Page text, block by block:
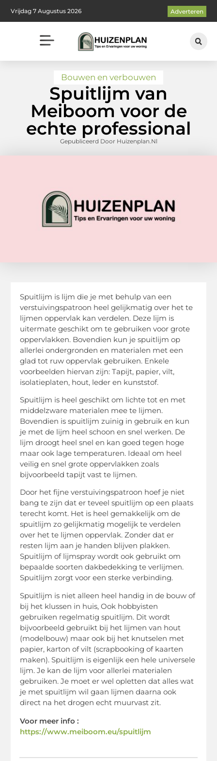
Vrijdag 7 Augustus 2026 Adverteren
Bouwen en verbouwen
Spuitlijm van
Meiboom voor de
echte professional
Gepubliceerd Door Huizenplan.nl
Spuitlijm is lijm die je met behulp van een
verstuivingspatroon heel gelijkmatig over het te
lijmen oppervlak kan verdelen. Deze lijm is
uitermate geschikt om te gebruiken voor grote
oppervlakken. Bovendien kun je spuitlijm op
allerlei ondergronden en materialen met een
glad tot ruw oppervlak gebruiken. Enkele
voorbeelden hiervan zijn: Tapijt, papier, vilt,
isolatieplaten, hout, leder en kunststof.
Spuitlijm is heel geschikt om lichte tot en met
middelzware materialen mee te lijmen.
Bovendien is spuitlijm zuinig in gebruik en kun
je met de lijm heel schoon en snel werken. De
lijm droogt heel snel en kan goed tegen hoge
maar ook lage temperaturen. Ideaal om heel
veilig en snel grote oppervlakken zoals
bijvoorbeeld tapijt vast te lijmen.
Door het fijne verstuivingspatroon hoef je niet
bang te zijn dat er teveel spuitlijm op een plaats
terecht komt. Het is heel gemakkelijk om de
spuitlijm zo gelijkmatig mogelijk te verdelen
over het te lijmen oppervlak. Zonder dat er
resten lijm aan je handen blijven plakken.
Spuitlijm of lijmspray wordt ook gebruikt om
bepaalde soorten dakbedekking te verlijmen.
Spuitlijm zorgt voor een sterke verbinding.
Spuitlijm is niet alleen heel handig in de bouw of
bij het klussen in huis, Ook hobbyisten
gebruiken regelmatig spuitlijm. Dit wordt
bijvoorbeeld gebruikt bij het lijmen van hout
(modelbouw) maar ook bij het knutselen met
papier, karton of vilt (scrapbooking of kaarten
maken). Spuitlijm is eigenlijk een hele universele
lijm. Je kan de lijm voor allerlei materialen
gebruiken. Je moet er wel opletten dat alles wat
je met spuitlijm wil gaan lijmen daarna ook
direct na het drogen echt muurvast zit.
Voor meer info :
https://www.meiboom.eu/spuitlijm